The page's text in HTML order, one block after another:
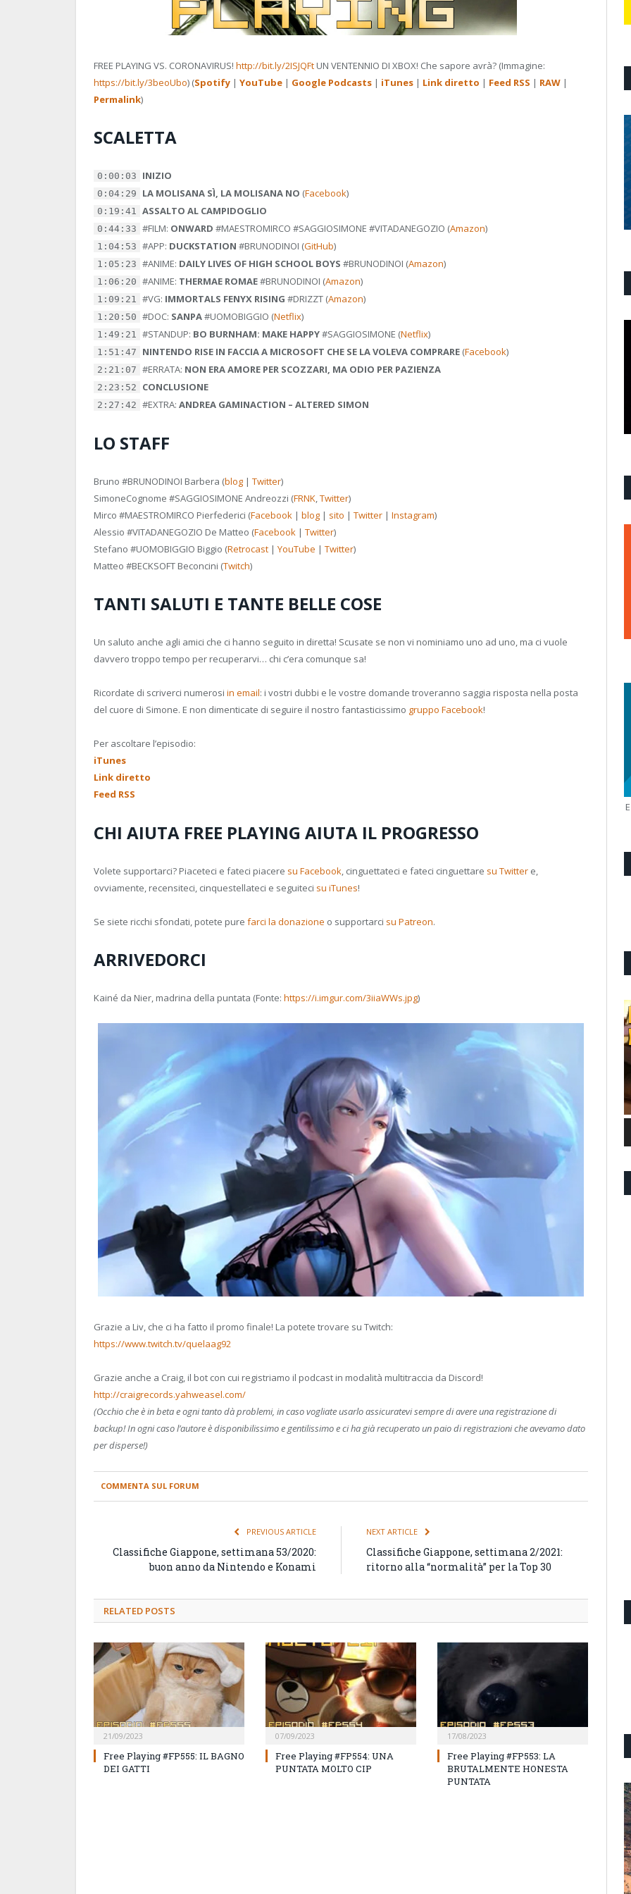
FREE PLAYING VS. CORONAVIRUS! http://bit.ly/2ISJQFt UN VENTENNIO DI XBOX! Che sapore avrà? (Immagine:
https://bit.ly/3beoUbo) (Spotify | YouTube | Google Podcasts | iTunes | Link diretto | Feed RSS | RAW |
Permalink)
SCALETTA
0:00:03 INIZIO
0:04:29 LA MOLISANA SÌ, LA MOLISANA NO (Facebook)
0:19:41 ASSALTO AL CAMPIDOGLIO
0:44:33 #FILM: ONWARD #MAESTROMIRCO #SAGGIOSIMONE #VITADANEGOZIO (Amazon)
1:04:53 #APP: DUCKSTATION #BRUNODINOI (GitHub)
1:05:23 #ANIME: DAILY LIVES OF HIGH SCHOOL BOYS #BRUNODINOI (Amazon)
1:06:20 #ANIME: THERMAE ROMAE#BRUNODINOI (Amazon)
1:09:21 #VG: IMMORTALS FENYX RISING #DRIZZT (Amazon)
1:20:50 #DOC: SANPA#UOMOBIGGIO (Netflix)
1:49:21 #STANDUP: BO BURNHAM: MAKE HAPPY#SAGGIOSIMONE (Netflix)
1:51:47 NINTENDO RISE IN FACCIA A MICROSOFT CHE SE LA VOLEVA COMPRARE (Facebook)
2:21:07 #ERRATA: NON ERA AMORE PER SCOZZARI, MA ODIO PER PAZIENZA
2:23:52 CONCLUSIONE
2:27:42 #EXTRA: ANDREA GAMINACTION – ALTERED SIMON
LO STAFF
Bruno #BRUNODINOI Barbera (blog | Twitter)
SimoneCognome #SAGGIOSIMONE Andreozzi (FRNK,Twitter)
Mirco #MAESTROMIRCO Pierfederici (Facebook | blog | sito | Twitter | Instagram)
Alessio #VITADANEGOZIO De Matteo (Facebook | Twitter)
Stefano #UOMOBIGGIO Biggio (Retrocast | YouTube | Twitter)
Matteo #BECKSOFT Beconcini (Twitch)
TANTI SALUTI E TANTE BELLE COSE
Un saluto anche agli amici che ci hanno seguito in diretta! Scusate se non vi nominiamo uno ad uno, ma ci vuole
davvero troppo tempo per recuperarvi… chi c’era comunque sa!
Ricordate di scriverci numerosi in email: i vostri dubbi e le vostre domande troveranno saggia risposta nella posta
del cuore di Simone. E non dimenticate di seguire il nostro fantasticissimo gruppo Facebook!
Per ascoltare l’episodio:
iTunes
Link diretto
Feed RSS
CHI AIUTA FREE PLAYING AIUTA IL PROGRESSO
Volete supportarci? Piaceteci e fateci piacere su Facebook , cinguettateci e fateci cinguettare su Twitter e,
ovviamente, recensiteci, cinquestellateci e seguiteci su iTunes!
Se siete ricchi sfondati, potete pure farci la donazione o supportarci su Patreon.
ARRIVEDORCI
Kainé da Nier, madrina della puntata (Fonte: https://i.imgur.com/3iiaWWs.jpg)
Grazie a Liv, che ci ha fatto il promo finale! La potete trovare su Twitch:
https://www.twitch.tv/quelaag92
Grazie anche a Craig, il bot con cui registriamo il podcast in modalità multitraccia da Discord!
http://craigrecords.yahweasel.com/
(Occhio che è in beta e ogni tanto dà problemi, in caso vogliate usarlo assicuratevi sempre di avere una registrazione di
backup! In ogni caso l’autore è disponibilissimo e gentilissimo e ci ha già recuperato un paio di registrazioni che avevamo dato
per disperse!)
COMMENTA SUL FORUM
PREVIOUS ARTICLE
Classifiche Giappone, settimana 53/2020:
buon anno da Nintendo e Konami
NEXT ARTICLE
Classifiche Giappone, settimana 2/2021:
ritorno alla “normalità” per la Top 30
RELATED POSTS
21/09/2023
Free Playing #FP555: IL BAGNO
DEI GATTI
07/09/2023
Free Playing #FP554: UNA
PUNTATA MOLTO CIP
17/08/2023
Free Playing #FP553: LA
BRUTALMENTE HONESTA
PUNTATA
E